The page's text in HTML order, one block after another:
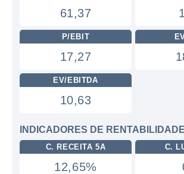
61,37
P/EBIT
17,27
EV/EBITDA
10,63
INDICADORES DE RENTABILIDADE
C. RECEITA 5A
12,65%
C.